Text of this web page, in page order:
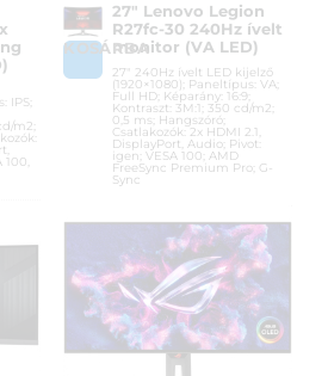
IPS;
m2;
KOSÁRBA
27″ Lenovo Legion
R27fc-30 240Hz ívelt
monitor (VA LED)
27″ 240Hz ívelt LED kijelző
(1920×1080); Paneltípus: VA;
Full HD; Képarány: 16:9;
Kontraszt: 3M:1; 350 cd/m2;
0,5 ms; Hangszóró;
Csatlakozók: 2x HDMI 2.1,
DisplayPort, Audio; Pivot:
igen; VESA 100; AMD
FreeSync Premium Pro; G-
Sync
Kategória:Gamer monitorok
Gyártó:
Lenovo
Garanciaidő:36 hónap
ÁFA:
27%
Azonosító:
50146